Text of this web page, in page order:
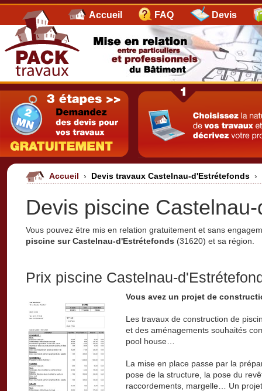
Accueil FAQ Devis
Accueil › Devis travaux Castelnau-d'Estrétefonds ›
Devis piscine
Vous pouvez être mis en relation gratuitement et sans
piscine sur Castelnau-d'Estrétefonds (31620) et sa région.
Prix piscine Castelnau-
Vous avez un projet de
Les travaux de construction de
et des aménagements souhaités
pool house…
La mise en place passe par la
pose de la structure, la pose du
raccordements, margelle… Un